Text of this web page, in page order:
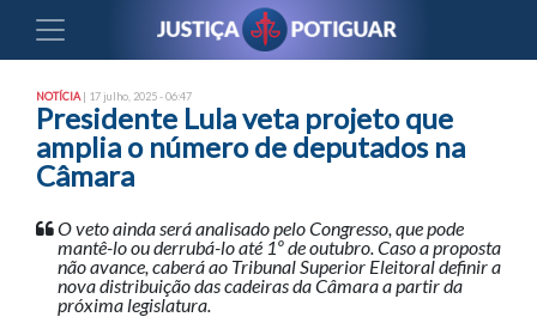
NOTÍCIA | 17 julho, 2025 - 06:47
Presidente Lula veta projeto que
amplia o número de deputados na
Câmara
O veto ainda será analisado pelo Congresso, que pode
mantê-lo ou derrubá-lo até 1º de outubro. Caso a proposta
não avance, caberá ao Tribunal Superior Eleitoral definir a
nova distribuição das cadeiras da Câmara a partir da
próxima legislatura.